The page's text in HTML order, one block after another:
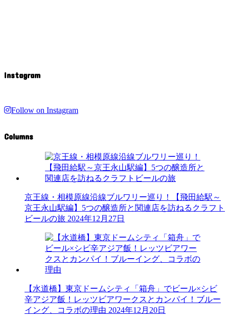
Instagram
Follow on Instagram
Columns
京王線・相模原線沿線ブルワリー巡り！【飛田給駅～
京王永山駅編】5つの醸造所と関連店を訪ねるクラフト
ビールの旅 2024年12月27日
【水道橋】東京ドームシティ「箱舟」でビール×シビ
辛アジア飯！レッツビアワークスとカンパイ！ブルー
イング、コラボの理由 2024年12月20日